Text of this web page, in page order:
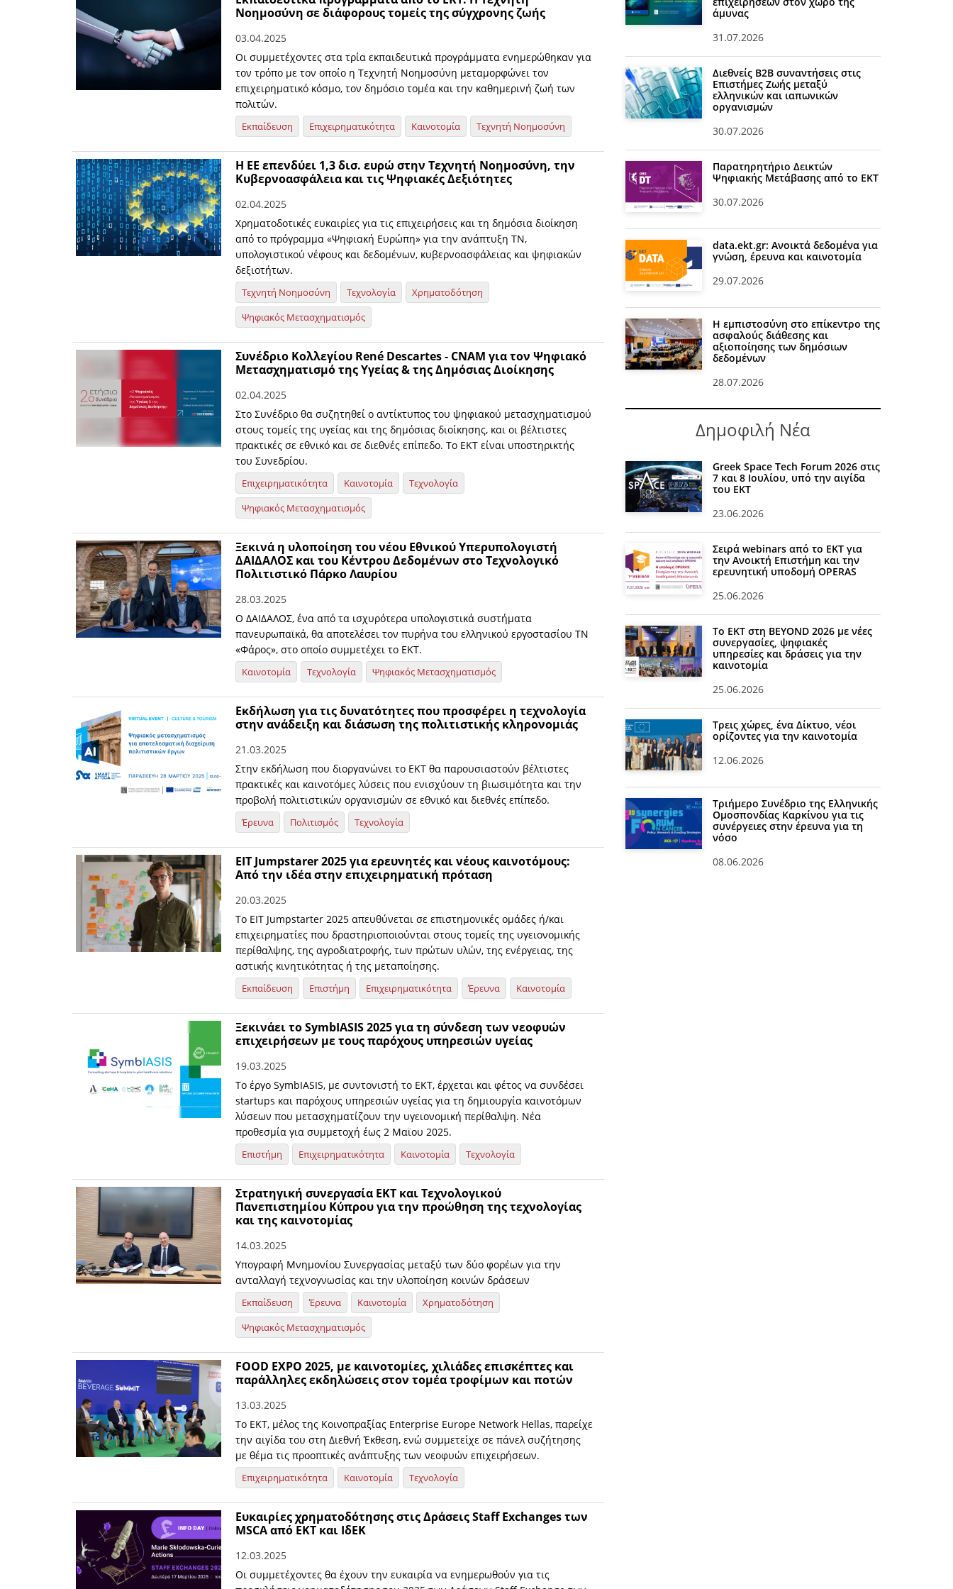
Νοημοσύνη σε διάφορους τομείς της σύγχρονης ζωής
03.04.2025
Οι συμμετέχοντες στα τρία εκπαιδευτικά προγράμματα ενημερώθηκαν για
τον τρόπο με τον οποίο η Τεχνητή Νοημοσύνη μεταμορφώνει τον
επιχειρηματικό κόσμο, τον δημόσιο τομέα και την καθημερινή ζωή των
πολιτών.
Εκπαίδευση Επιχειρηματικότητα Καινοτομία Τεχνητή Νοημοσύνη
Η ΕΕ επενδύει 1,3 δισ. ευρώ στην Τεχνητή Νοημοσύνη, την
Κυβερνοασφάλεια και τις Ψηφιακές Δεξιότητες
02.04.2025
Χρηματοδοτικές ευκαιρίες για τις επιχειρήσεις και τη δημόσια διοίκηση
από το πρόγραμμα «Ψηφιακή Ευρώπη» για την ανάπτυξη ΤΝ,
υπολογιστικού νέφους και δεδομένων, κυβερνοασφάλειας και ψηφιακών
δεξιοτήτων.
Τεχνητή Νοημοσύνη Τεχνολογία
Χρηματοδότηση
Ψηφιακός Μετασχηματισμός
Συνέδριο Κολλεγίου René Descartes - CNAM για τον Ψηφιακό
Μετασχηματισμό της Υγείας & της Δημόσιας Διοίκησης
02.04.2025
Στο Συνέδριο θα συζητηθεί ο αντίκτυπος του ψηφιακού μετασχηματισμού
στους τομείς της υγείας και της δημόσιας διοίκησης, και οι βέλτιστες
πρακτικές σε εθνικό και σε διεθνές επίπεδο. Το ΕΚΤ είναι υποστηρικτής
του Συνεδρίου.
Επιχειρηματικότητα Καινοτομία
Τεχνολογία
Ψηφιακός Μετασχηματισμός
Ξεκινά η υλοποίηση του νέου Εθνικού Υπερυπολογιστή
ΔΑΙΔΑΛΟΣ και του Κέντρου Δεδομένων στο Τεχνολογικό
Πολιτιστικό Πάρκο Λαυρίου
28.03.2025
Ο ΔΑΙΔΑΛΟΣ, ένα από τα ισχυρότερα υπολογιστικά συστήματα
πανευρωπαϊκά, θα αποτελέσει τον πυρήνα του ελληνικού εργοστασίου ΤΝ
«Φάρος», στο οποίο συμμετέχει το ΕΚΤ.
Καινοτομία Τεχνολογία Ψηφιακός Μετασχηματισμός
Εκδήλωση για τις δυνατότητες που προσφέρει η τεχνολογία
στην ανάδειξη και διάσωση της πολιτιστικής κληρονομιάς
21.03.2025
Στην εκδήλωση που διοργανώνει το ΕΚΤ θα παρουσιαστούν βέλτιστες
πρακτικές και καινοτόμες λύσεις που ενισχύουν τη βιωσιμότητα και την
προβολή πολιτιστικών οργανισμών σε εθνικό και διεθνές επίπεδο.
Έρευνα Πολιτισμός Τεχνολογία
EIT Jumpstarer 2025 για ερευνητές και νέους καινοτόμους:
Από την ιδέα στην επιχειρηματική πρόταση
20.03.2025
Το EIT Jumpstarter 2025 απευθύνεται σε επιστημονικές ομάδες ή/και
επιχειρηματίες που δραστηριοποιούνται στους τομείς της υγειονομικής
περίθαλψης, της αγροδιατροφής, των πρώτων υλών, της ενέργειας, της
αστικής κινητικότητας ή της μεταποίησης.
Εκπαίδευση Επιστήμη Επιχειρηματικότητα Έρευνα Καινοτομία
Ξεκινάει το SymbIASIS 2025 για τη σύνδεση των νεοφυών
επιχειρήσεων με τους παρόχους υπηρεσιών υγείας
19.03.2025
Το έργο SymbIASIS, με συντονιστή το ΕΚΤ, έρχεται και φέτος να συνδέσει
startups και παρόχους υπηρεσιών υγείας για τη δημιουργία καινοτόμων
λύσεων που μετασχηματίζουν την υγειονομική περίθαλψη. Νέα
προθεσμία για συμμετοχή έως 2 Μαϊου 2025.
Επιστήμη Επιχειρηματικότητα Καινοτομία Τεχνολογία
Στρατηγική συνεργασία ΕΚΤ και Τεχνολογικού
Πανεπιστημίου Κύπρου για την προώθηση της τεχνολογίας
και της καινοτομίας
14.03.2025
Υπογραφή Μνημονίου Συνεργασίας μεταξύ των δύο φορέων για την
ανταλλαγή τεχνογνωσίας και την υλοποίηση κοινών δράσεων
Εκπαίδευση Έρευνα Καινοτομία
Χρηματοδότηση
Ψηφιακός Μετασχηματισμός
FOOD EXPO 2025, με καινοτομίες, χιλιάδες επισκέπτες και
παράλληλες εκδηλώσεις στον τομέα τροφίμων και ποτών
13.03.2025
Το ΕΚΤ, μέλος της Κοινοπραξίας Enterprise Europe Network Hellas, παρείχε
την αιγίδα του στη Διεθνή Έκθεση, ενώ συμμετείχε σε πάνελ συζήτησης
με θέμα τις προοπτικές ανάπτυξης των νεοφυών επιχειρήσεων.
Επιχειρηματικότητα Καινοτομία Τεχνολογία
Ευκαιρίες χρηματοδότησης στις Δράσεις Staff Exchanges των
MSCA από ΕΚΤ και ΙδΕΚ
12.03.2025
Οι συμμετέχοντες θα έχουν την ευκαιρία να ενημερωθούν για τις
άμυνας
31.07.2026
Διεθνείς Β2Β συναντήσεις στις
Επιστήμες Ζωής μεταξύ
ελληνικών και ιαπωνικών
οργανισμών
30.07.2026
Παρατηρητήριο Δεικτών
Ψηφιακής Μετάβασης από το ΕΚΤ
30.07.2026
data.ekt.gr: Ανοικτά δεδομένα για
γνώση, έρευνα και καινοτομία
29.07.2026
Η εμπιστοσύνη στο επίκεντρο της
ασφαλούς διάθεσης και
αξιοποίησης των δημόσιων
δεδομένων
28.07.2026
Δημοφιλή Νέα
Greek Space Tech Forum 2026 στις
7 και 8 Ιουλίου, υπό την αιγίδα
του ΕΚΤ
23.06.2026
Σειρά webinars από το ΕΚΤ για
την Ανοικτή Επιστήμη και την
ερευνητική υποδομή OPERAS
25.06.2026
Το ΕΚΤ στη BEYOND 2026 με νέες
συνεργασίες, ψηφιακές
υπηρεσίες και δράσεις για την
καινοτομία
25.06.2026
Τρεις χώρες, ένα Δίκτυο, νέοι
ορίζοντες για την καινοτομία
12.06.2026
Τριήμερο Συνέδριο της Ελληνικής
Ομοσπονδίας Καρκίνου για τις
συνέργειες στην έρευνα για τη
νόσο
08.06.2026